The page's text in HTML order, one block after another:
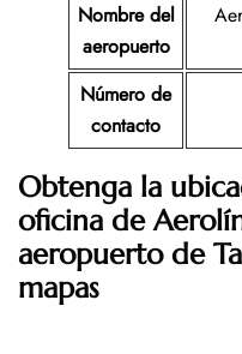
Nombre del
aeropuerto
Número de
contacto
Obtenga la
oficina de
aeropuerto de
mapas